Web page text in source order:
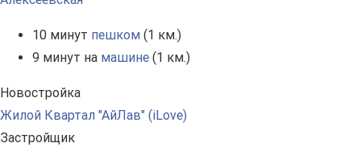
10 минут пешком (1 км.)
9 минут на машине (1 км.)
Новостройка
Жилой Квартал "АйЛав" (iLove)
Застройщик